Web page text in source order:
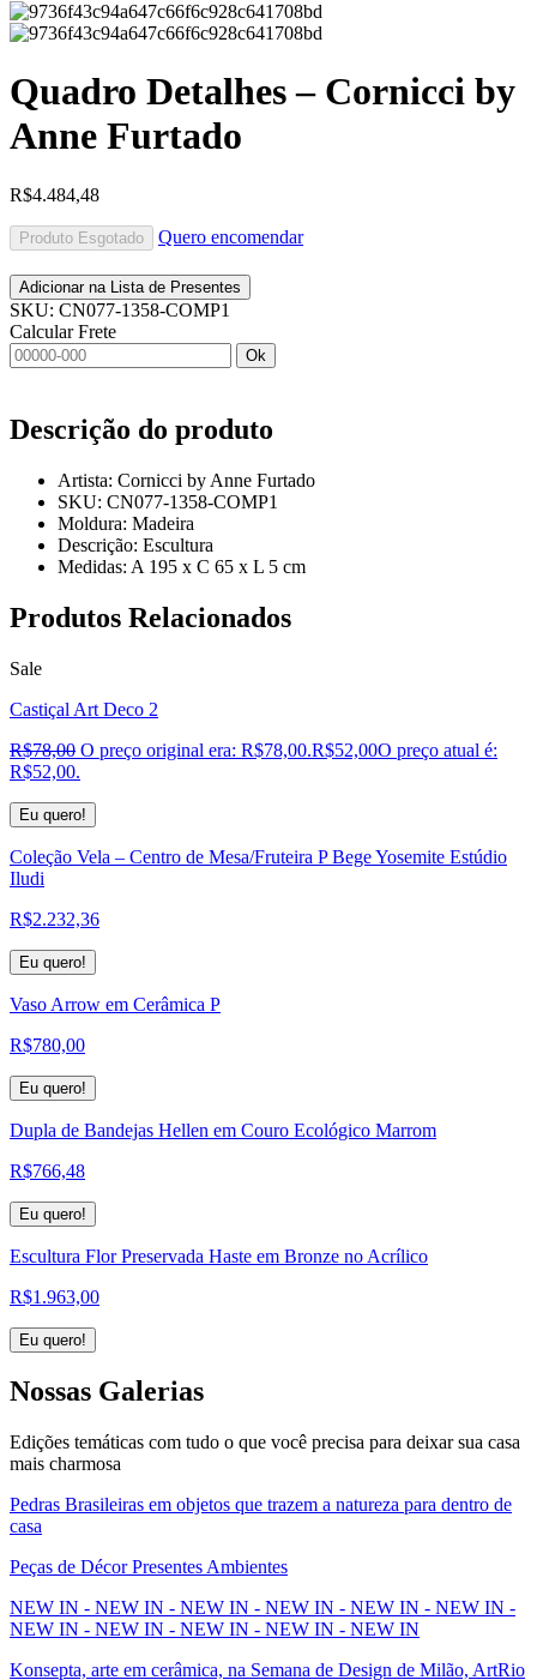
Quadro Detalhes – Cornicci by
Anne Furtado
R$4.484,48
Produto Esgotado Quero encomendar
Adicionar na Lista de Presentes
SKU: CN077-1358-COMP1
Calcular Frete
Ok
Descrição do produto
Artista: Cornicci by Anne Furtado
SKU: CN077-1358-COMP1
Moldura: Madeira
Descrição: Escultura
Medidas: A 195 x C 65 x L 5 cm
Produtos Relacionados
Sale
Castiçal Art Deco 2
R$78,00 O preço original era: R$78,00.R$52,00O preço atual é:
R$52,00.
Eu quero!
Coleção Vela – Centro de Mesa/Fruteira P Bege Yosemite Estúdio
Iludi
R$2.232,36
Eu quero!
Vaso Arrow em Cerâmica P
R$780,00
Eu quero!
Dupla de Bandejas Hellen em Couro Ecológico Marrom
R$766,48
Eu quero!
Escultura Flor Preservada Haste em Bronze no Acrílico
R$1.963,00
Eu quero!
Nossas Galerias
Edições temáticas com tudo o que você precisa para deixar sua casa
mais charmosa
Pedras Brasileiras em objetos que trazem a natureza para dentro de
casa
Peças de Décor Presentes Ambientes
NEW IN - NEW IN - NEW IN - NEW IN - NEW IN - NEW IN -
NEW IN - NEW IN - NEW IN - NEW IN - NEW IN
Konsepta, arte em cerâmica, na Semana de Design de Milão, ArtRio